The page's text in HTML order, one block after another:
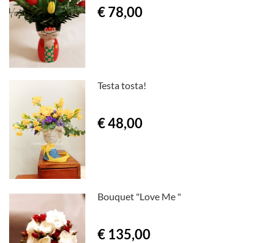
€ 78,00
Testa tosta!
€ 48,00
Bouquet "Love Me "
€ 135,00